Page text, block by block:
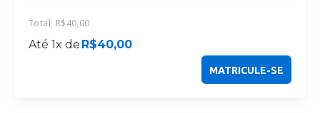
Total: R$40,00
Até 1x de R$40,00
MATRICULE-SE